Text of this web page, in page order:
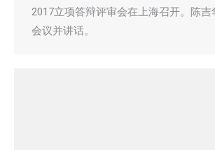
2017立项答辩评审会在上海召开。陈
会议并讲话。